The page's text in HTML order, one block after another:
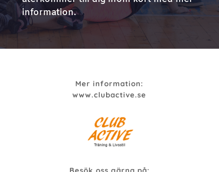
information.
Mer information:
www.clubactive.se
Besök oss gärna på: